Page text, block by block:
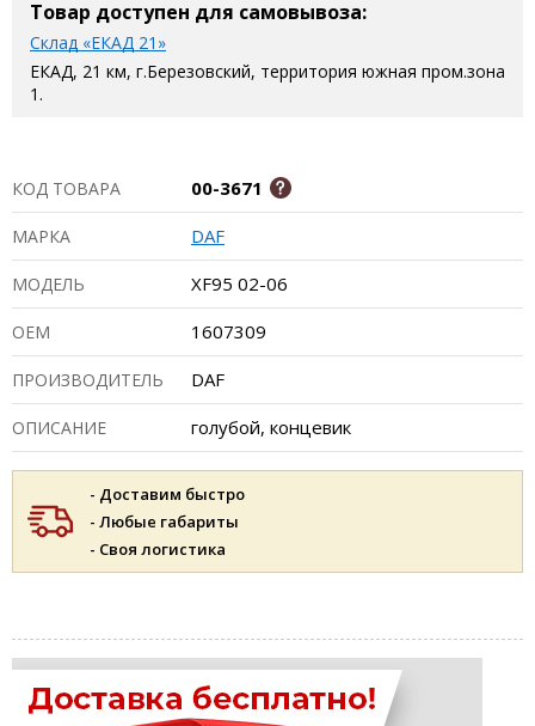
Товар доступен для самовывоза:
Склад «ЕКАД 21»
ЕКАД, 21 км, г.Березовский, территория южная пром.зона
1.
КОД ТОВАРА 00-3671
МАРКА DAF
МОДЕЛЬ XF95 02-06
ОЕМ 1607309
ПРОИЗВОДИТЕЛЬ DAF
ОПИСАНИЕ голубой, концевик
- Доставим быстро
- Любые габариты
- Своя логистика